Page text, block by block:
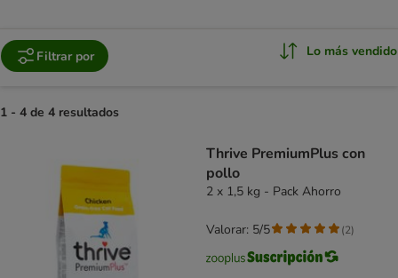
Filtrar por Lo más vendido
1 - 4 de 4 resultados
Thrive PremiumPlus con
pollo
2 x 1,5 kg - Pack Ahorro
Valorar: 5/5 (2)